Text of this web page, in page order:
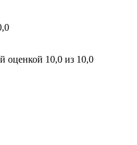
оценкой 10,0 из 10,0